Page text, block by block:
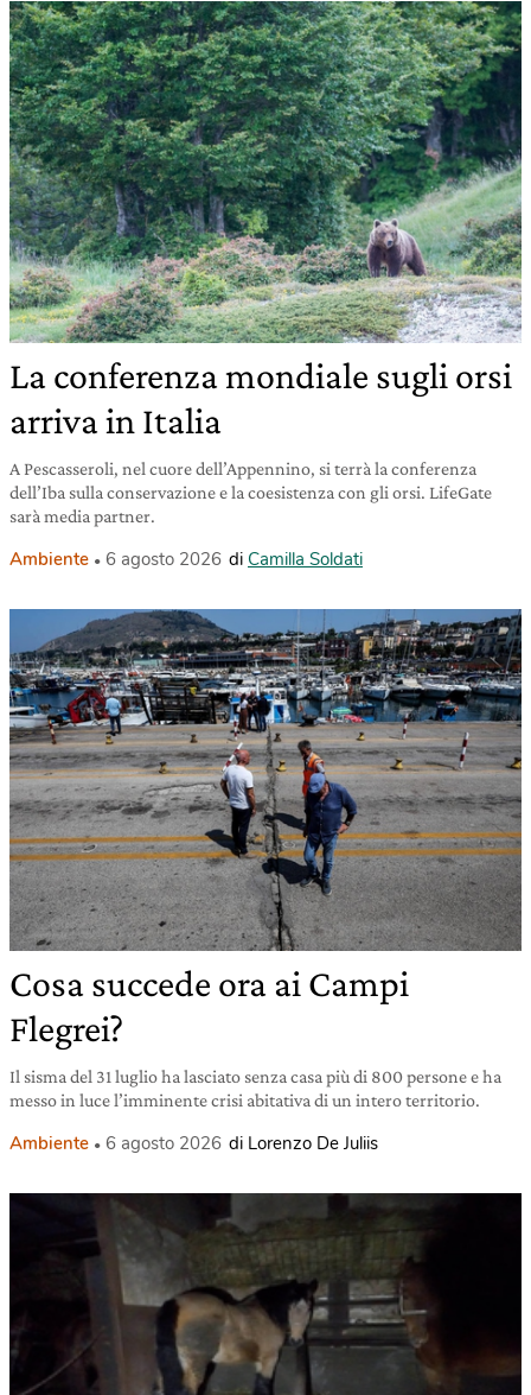
La conferenza mondiale sugli orsi
arriva in Italia
A Pescasseroli, nel cuore dell’Appennino, si terrà la conferenza
dell’Iba sulla conservazione e la coesistenza con gli orsi. LifeGate
sarà media partner.
Ambiente 6 agosto 2026 di Camilla Soldati
Cosa succede ora ai Campi
Flegrei?
Il sisma del 31 luglio ha lasciato senza casa più di 800 persone e ha
messo in luce l’imminente crisi abitativa di un intero territorio.
Ambiente 6 agosto 2026 di Lorenzo De Juliis